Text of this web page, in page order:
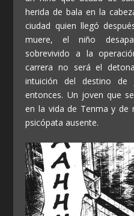
herida de bala en la
ciudad quien llegó
muere, el niño
sobrevivido a la
carrera no será el
intuición del destino de
entonces. Un joven que
en la vida de Tenma y de
psicópata ausente.